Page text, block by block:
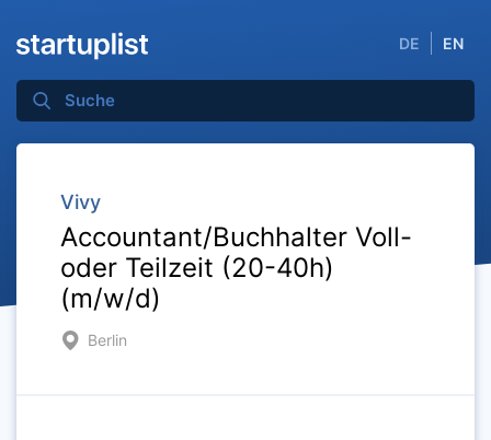
DE EN
Vivy
Accountant/Buchhalter Voll-
oder Teilzeit (20-40h)
(m/w/d)
Berlin